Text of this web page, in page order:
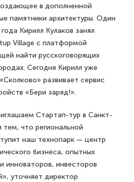
в дополненной
памятники архитектуры. Один
Кирилл Кулаков занял
Village с платформой
найти русскоговорящих
Сегодня Кирилл уже
развивает сервис
«Бери заряд!».
Стартап-тур в Санкт-
тем, что региональной
наш технопарк — центр
бизнеса, опытных
инноваторов, инвесторов
уточняет директор